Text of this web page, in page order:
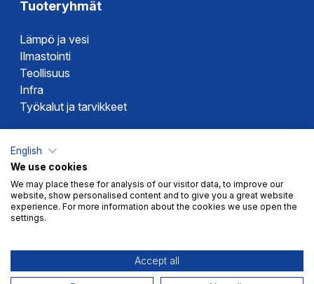
Tuoteryhmät
Lämpö ja vesi
Ilmastointi
Teollisuus
Infra
Työkalut ja tarvikkeet
Altech
Alterna
Novipro
Votec
English
We use cookies
We may place these for analysis of our visitor data, to improve our
website, show personalised content and to give you a great website
experience. For more information about the cookies we use open the
settings.
Accept all